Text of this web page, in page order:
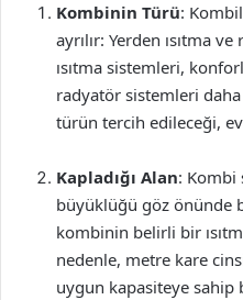
Kombinin Türü:
ayrılır: Yerden ısıtma
ısıtma sistemleri,
radyatör sistemleri daha
türün tercih edileceği,
Kapladığı Alan: Kombi
büyüklüğü göz önünde
kombinin belirli bir
nedenle, metre kare
uygun kapasiteye